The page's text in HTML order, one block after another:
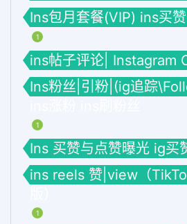
Ins包月套餐(VIP) ins买
1
ins帖子评论| Instagram
Ins粉丝|引粉|(ig追踪
1
Ins 买赞与点赞曝光 ig买
ins reels 赞|view（
1